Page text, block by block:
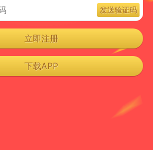
发送验证码
立即注册
下载APP